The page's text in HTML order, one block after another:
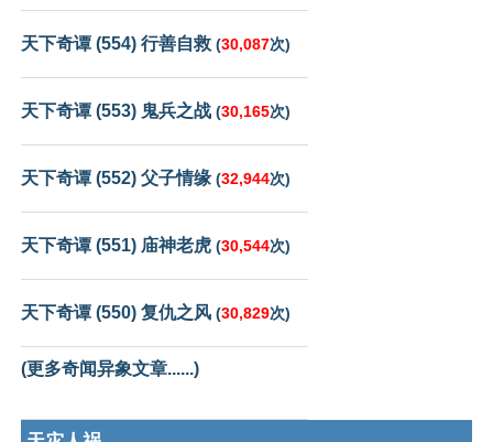
天下奇谭 (554) 行善自救 (30,087次)
天下奇谭 (553) 鬼兵之战 (30,165次)
天下奇谭 (552) 父子情缘 (32,944次)
天下奇谭 (551) 庙神老虎 (30,544次)
天下奇谭 (550) 复仇之风 (30,829次)
(更多奇闻异象文章......)